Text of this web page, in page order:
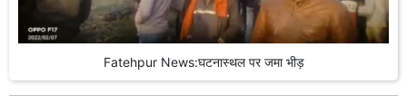
Fatehpur News:घटनास्थल पर जमा भीड़